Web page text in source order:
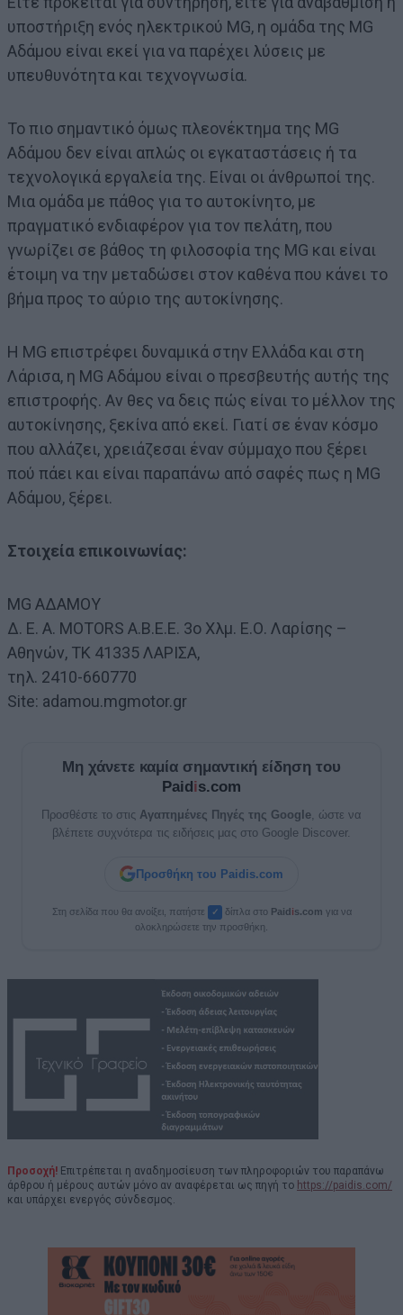
υποστήριξη ενός ηλεκτρικού MG, η ομάδα της ΜG
Αδάμου είναι εκεί για να παρέχει λύσεις με
υπευθυνότητα και τεχνογνωσία.
Το πιο σημαντικό όμως πλεονέκτημα της ΜG
Αδάμου δεν είναι απλώς οι εγκαταστάσεις ή τα
τεχνολογικά εργαλεία της. Είναι οι άνθρωποί της.
Μια ομάδα με πάθος για το αυτοκίνητο, με
πραγματικό ενδιαφέρον για τον πελάτη, που
γνωρίζει σε βάθος τη φιλοσοφία της MG και είναι
έτοιμη να την μεταδώσει στον καθένα που κάνει το
βήμα προς το αύριο της αυτοκίνησης.
Η MG επιστρέφει δυναμικά στην Ελλάδα και στη
Λάρισα, η ΜG Αδάμου είναι ο πρεσβευτής αυτής της
επιστροφής. Αν θες να δεις πώς είναι το μέλλον της
αυτοκίνησης, ξεκίνα από εκεί. Γιατί σε έναν κόσμο
που αλλάζει, χρειάζεσαι έναν σύμμαχο που ξέρει
πού πάει και είναι παραπάνω από σαφές πως η ΜG
Αδάμου, ξέρει.
Στοιχεία επικοινωνίας:
MG ΑΔΑΜΟΥ
Δ. Ε. Α. MOTORS Α.Β.Ε.Ε. 3ο Χλμ. Ε.Ο. Λαρίσης –
Αθηνών, TK 41335 ΛΑΡΙΣΑ,
τηλ. 2410-660770
Site: adamou.mgmotor.gr
Μη χάνετε καμία σημαντική είδηση του
Paidis.com
Προσθέστε το στις Αγαπημένες Πηγές της Google , ώστε να
βλέπετε συχνότερα τις ειδήσεις μας στο Google Discover.
Προσθήκη του Paidis.com
Στη σελίδα που θα ανοίξει, πατήστε ✓ δίπλα στο Paidis.com για να
ολοκληρώσετε την προσθήκη.
Προσοχή! Επιτρέπεται η αναδημοσίευση των πληροφοριών του παραπάνω
άρθρου ή μέρους αυτών μόνο αν αναφέρεται ως πηγή το https://paidis.com/
και υπάρχει ενεργός σύνδεσμος.